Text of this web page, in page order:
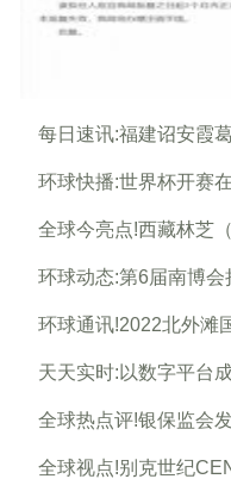
每日速讯:福建诏安霞
环球快播:世界杯开赛
全球今亮点!西藏林芝
环球动态:第6届南博
环球通讯!2022北外滩
天天实时:以数字平台
全球热点评!银保监会
全球视点!别克世纪